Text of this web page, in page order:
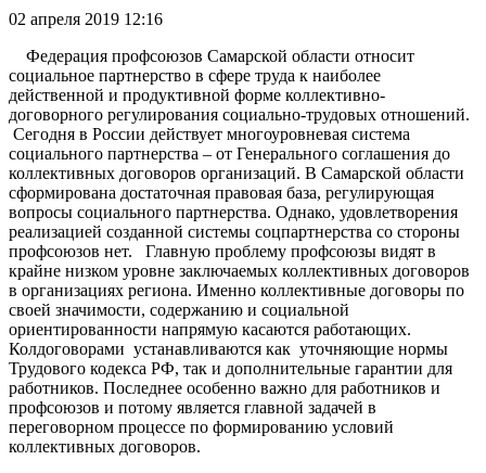
02 апреля 2019 12:16
Федерация профсоюзов Самарской области относит
социальное партнерство в сфере труда к наиболее
действенной и продуктивной форме коллективно-
договорного регулирования социально-трудовых отношений.
Сегодня в России действует многоуровневая система
социального партнерства – от Генерального соглашения до
коллективных договоров организаций. В Самарской области
сформирована достаточная правовая база, регулирующая
вопросы социального партнерства. Однако, удовлетворения
реализацией созданной системы соцпартнерства со стороны
профсоюзов нет. Главную проблему профсоюзы видят в
крайне низком уровне заключаемых коллективных договоров
в организациях региона. Именно коллективные договоры по
своей значимости, содержанию и социальной
ориентированности напрямую касаются работающих.
Колдоговорами устанавливаются как уточняющие нормы
Трудового кодекса РФ, так и дополнительные гарантии для
работников. Последнее особенно важно для работников и
профсоюзов и потому является главной задачей в
переговорном процессе по формированию условий
коллективных договоров.